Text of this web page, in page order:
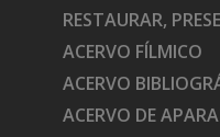
RESTAURAR,
ACERVO FÍLMICO
ACERVO
ACERVO DE